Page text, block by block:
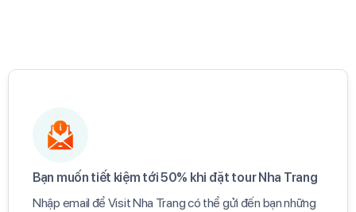
Bạn muốn tiết kiệm tới 50% khi đặt tour Nha Trang​
Nhập email để Visit Nha Trang có thể gửi đến bạn những